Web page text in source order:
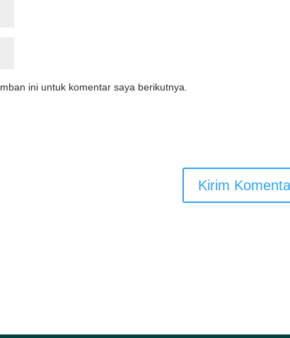
ini untuk komentar saya berikutnya.